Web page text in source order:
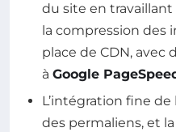
du site en
la compression des
place de CDN, avec
à Google
L’intégration fine
des permaliens, et